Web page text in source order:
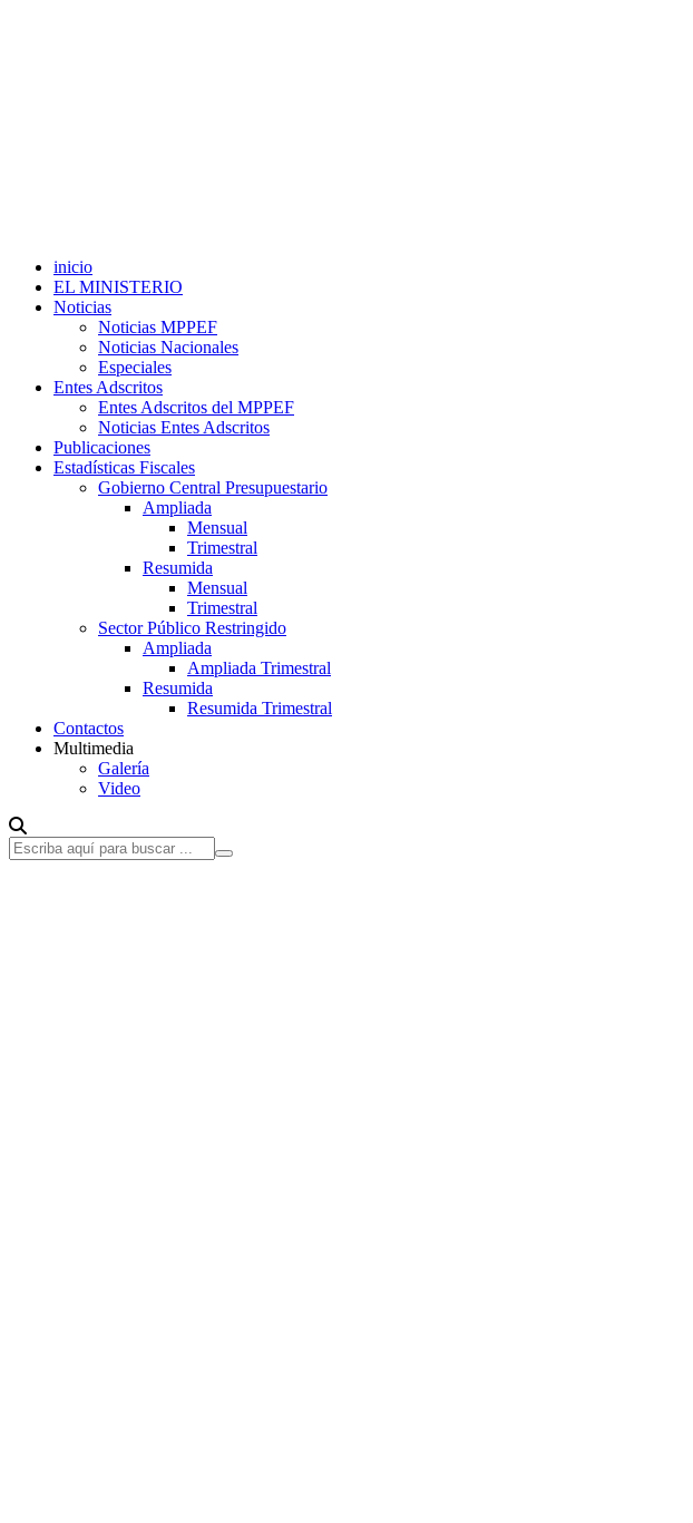
inicio
EL MINISTERIO
Noticias
Noticias MPPEF
Noticias Nacionales
Especiales
Entes Adscritos
Entes Adscritos del MPPEF
Noticias Entes Adscritos
Publicaciones
Estadísticas Fiscales
Gobierno Central Presupuestario
Ampliada
Mensual
Trimestral
Resumida
Mensual
Trimestral
Sector Público Restringido
Ampliada
Ampliada Trimestral
Resumida
Resumida Trimestral
Contactos
Multimedia
Galería
Video